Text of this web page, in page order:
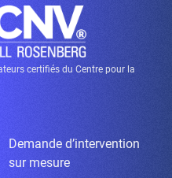
certifiés du Centre pour la
Demande d’intervention
sur mesure